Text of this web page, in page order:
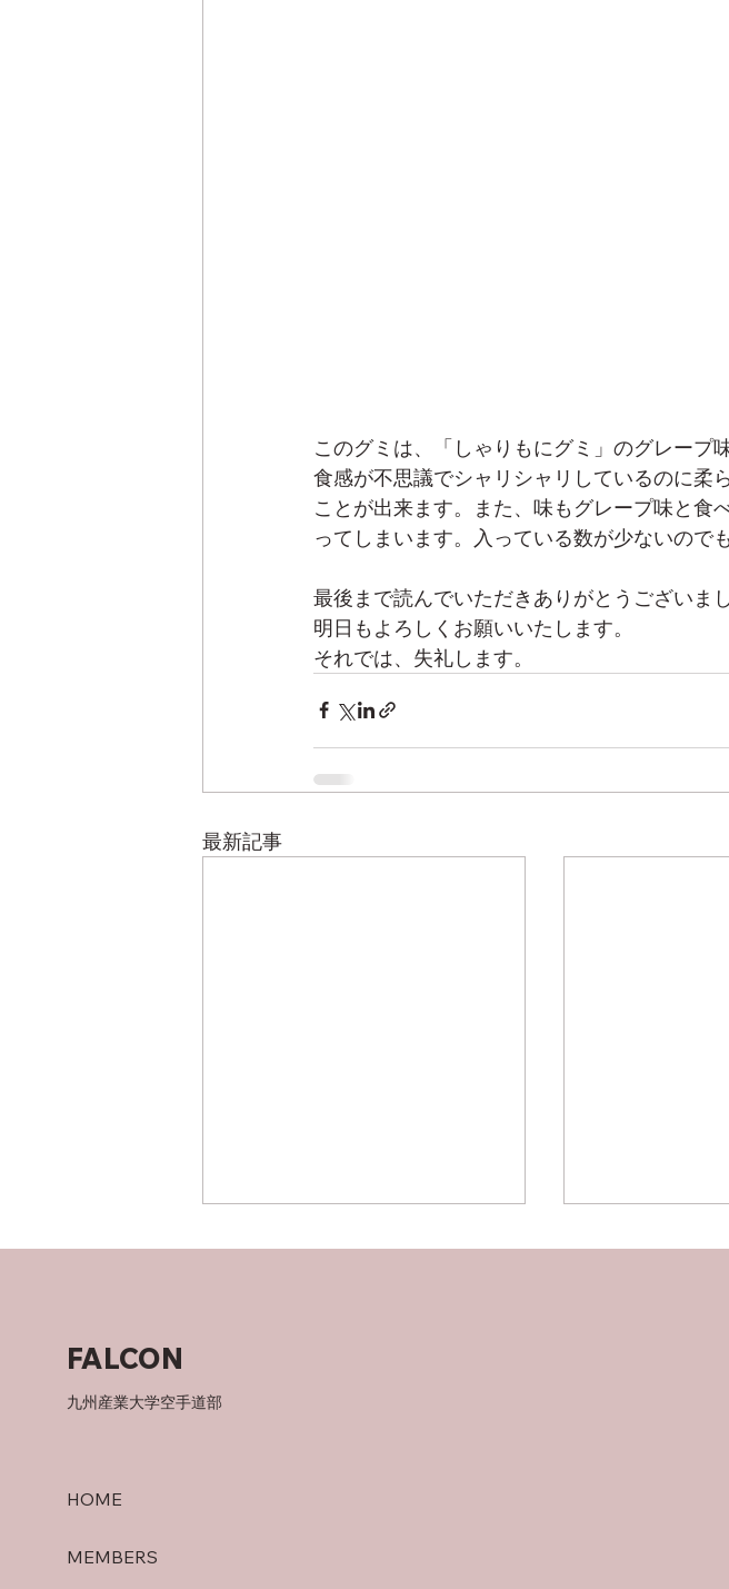
このグミは、「しゃりもにグミ」のグレープ味
食感が不思議でシャリシャリしているのに柔
ことが出来ます。また、味もグレープ味と食
ってしまいます。入っている数が少ないので
最後まで読んでいただきありがとうございまし
明日もよろしくお願いいたします。
それでは、失礼します。
最新記事
HOME
MEMBERS
FALCON
九州産業大学空手道部